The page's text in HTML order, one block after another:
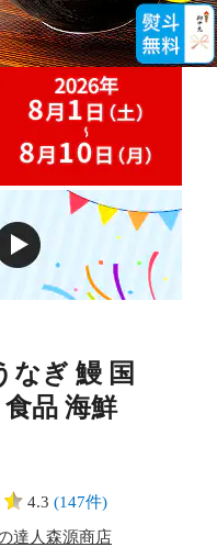
なぎ 鰻 国
品 海鮮
4.3 (147件)
達人森源商店